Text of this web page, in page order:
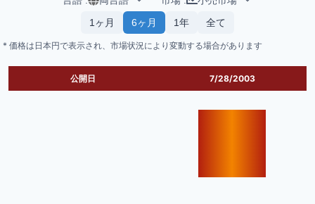
1ヶ月
6ヶ月 1年 全て
* 価格は日本円で表示され、市場状況により変動する場合があります
公開日 7/28/2003